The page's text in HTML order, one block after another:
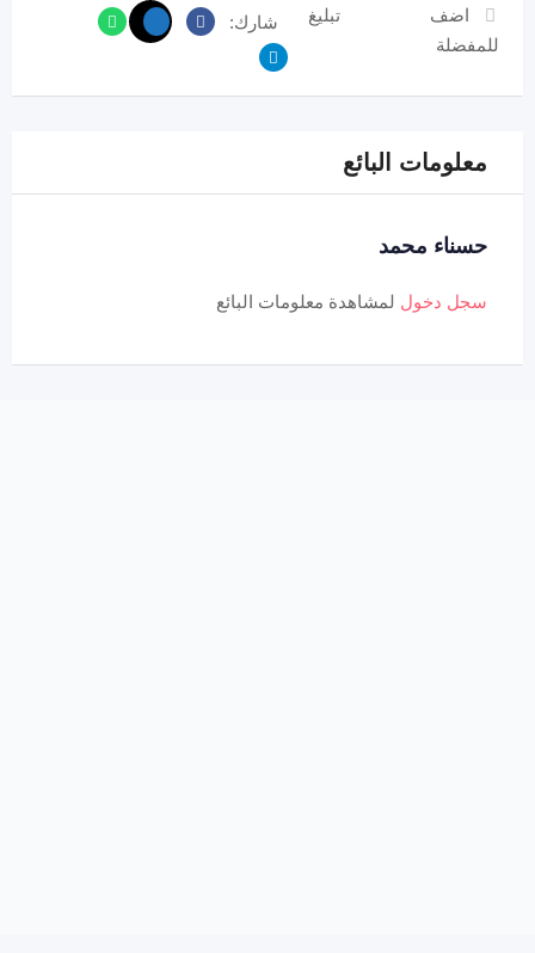
اضف
للمفضلة
تبليغ شارك:
معلومات البائع
حسناء محمد
سجل دخول لمشاهدة معلومات البائع